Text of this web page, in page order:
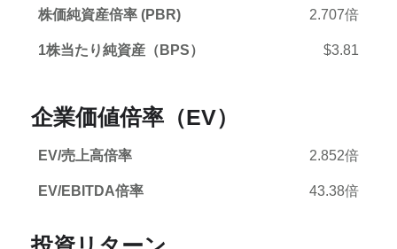
株価純資産倍率 (PBR) 2.707倍
1株当たり純資産（BPS） $3.81
企業価値倍率（EV）
EV/売上高倍率 2.852倍
EV/EBITDA倍率 43.38倍